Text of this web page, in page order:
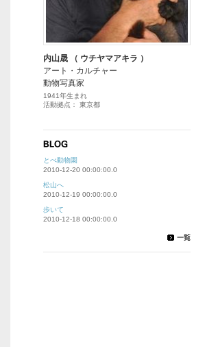
内山晟 （ ウチヤマアキラ ）
アート・カルチャー
動物写真家
1941年生まれ
活動拠点： 東京都
とべ動物園
2010-12-20 00:00:00.0
松山へ
2010-12-19 00:00:00.0
歩いて
2010-12-18 00:00:00.0